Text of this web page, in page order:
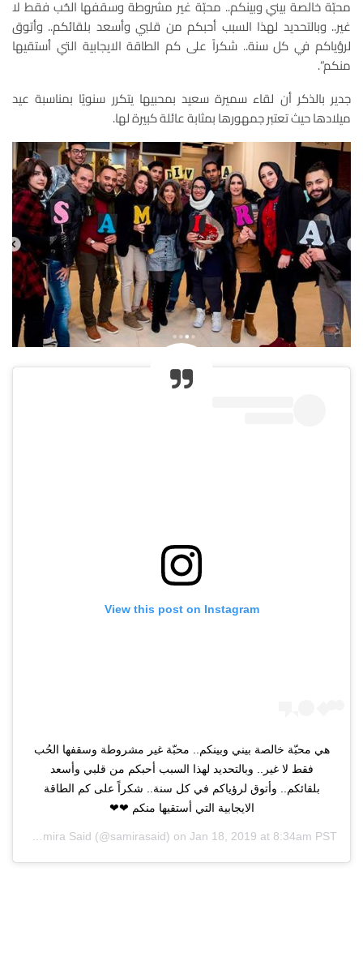
محبّة خالصة بيني وبينكم.. محبّة غير مشروطة وسقفها الحُب فقط لا
غير.. وبالتحديد لهذا السبب أحبكم من قلبي وأسعد بلقائكم.. وأتوق
لرؤياكم في كل سنة.. شكراً على كم الطاقة الايجابية التي أستقيها
منكم”.
جدير بالذكر أن لقاء سميرة سعيد بمحبيها يتكرر سنويًا بمناسبة عيد
ميلادها حيث تعتبر جمهورها بمثابة عائلة كبيرة لها.
View this post on Instagram
هي محبّة خالصة بيني وبينكم.. محبّة غير مشروطة وسقفها الحُب
فقط لا غير.. وبالتحديد لهذا السبب أحبكم من قلبي وأسعد
بلقائكم.. وأتوق لرؤياكم في كل سنة.. شكراً على كم الطاقة
الايجابية التي أستقيها منكم ❤❤
Samira Said (@samirasaid) on Jan 18, 2019 at 8:34am PST